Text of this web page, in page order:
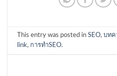
This entry was posted inSEO,บทค
link, การทำSEO.